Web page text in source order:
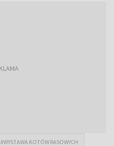
#WYSTAWA KOTÓW RASOWYCH